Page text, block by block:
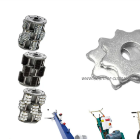
CASA.
PRODOTTI
VIDEO
Reserved.